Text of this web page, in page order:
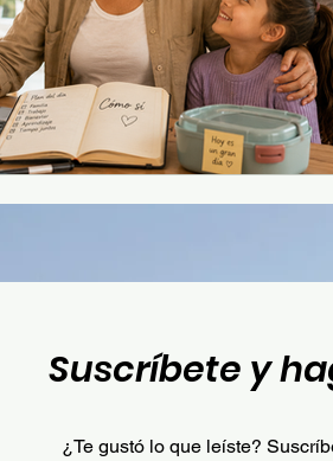
Suscríbete y
¿Te gustó lo que leíste?